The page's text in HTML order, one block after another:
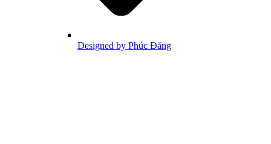
Designed by Phúc Đăng